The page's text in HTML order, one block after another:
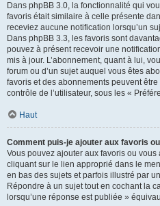
Dans phpBB 3.0, la fonctionnalité qui
favoris était similaire à celle présente
receviez aucune notification lorsqu’un
Dans phpBB 3.3, les favoris sont
pouvez à présent recevoir une
mis à jour. L’abonnement, quant à lui,
forum ou d’un sujet auquel vous êtes
favoris et des abonnements peuvent
contrôle de l’utilisateur, sous les «
Haut
Comment puis-je ajouter aux favoris
Vous pouvez ajouter aux favoris ou
cliquant sur le lien approprié dans le
en bas des sujets et parfois illustré par
Répondre à un sujet tout en cochant la
lorsqu’une réponse est publiée »